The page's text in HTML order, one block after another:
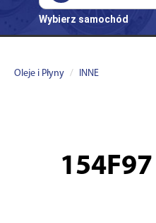
Wybierz samochód
Oleje i Płyny INNE
154F97